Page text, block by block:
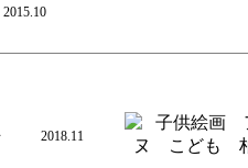
2018.11